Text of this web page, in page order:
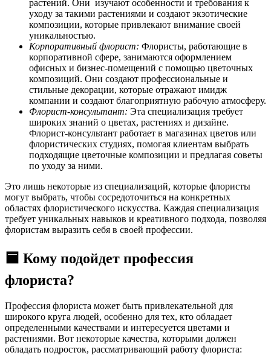
растений. Они изучают особенности и требования к
уходу за такими растениями и создают экзотические
композиции, которые привлекают внимание своей
уникальностью.
Корпоративный флорист: Флористы, работающие в
корпоративной сфере, занимаются оформлением
офисных и бизнес-помещений с помощью цветочных
композиций. Они создают профессиональные и
стильные декорации, которые отражают имидж
компании и создают благоприятную рабочую атмосферу.
Флорист-консультант: Эта специализация требует
широких знаний о цветах, растениях и дизайне.
Флорист-консультант работает в магазинах цветов или
флористических студиях, помогая клиентам выбрать
подходящие цветочные композиции и предлагая советы
по уходу за ними.
Это лишь некоторые из специализаций, которые флористы
могут выбрать, чтобы сосредоточиться на конкретных
областях флористического искусства. Каждая специализация
требует уникальных навыков и креативного подхода, позволяя
флористам выразить себя в своей профессии.
🟦 Кому подойдет профессия
флориста?
Профессия флориста может быть привлекательной для
широкого круга людей, особенно для тех, кто обладает
определенными качествами и интересуется цветами и
растениями. Вот некоторые качества, которыми должен
обладать подросток, рассматривающий работу флориста: